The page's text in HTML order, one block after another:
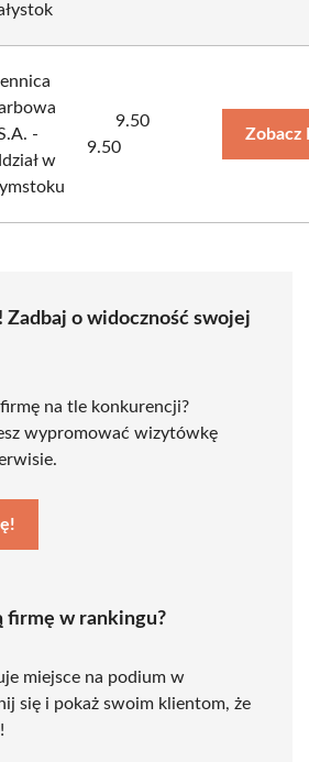
-
w
9.50
9.50
Zobacz
Zadbaj o widoczność swojej
na tle konkurencji?
wypromować wizytówkę
firmę w rankingu?
miejsce na podium w
się i pokaż swoim klientom, że